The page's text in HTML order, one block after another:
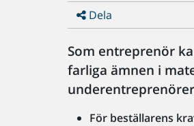
Dela
Som entreprenör
farliga ämnen i
För beställarens